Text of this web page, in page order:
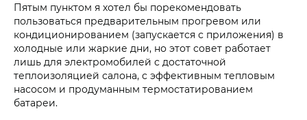
Пятым пунктом я хотел бы порекомендовать
пользоваться предварительным прогревом или
кондиционированием (запускается с приложения) в
холодные или жаркие дни, но этот совет работает
лишь для электромобилей с достаточной
теплоизоляцией салона, с эффективным тепловым
насосом и продуманным термостатированием
батареи.